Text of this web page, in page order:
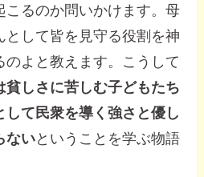
こるのか問いかけます。母
として皆を見守る役割を神
よと教えます。こうして
貧しさに苦しむ子どもたち
して民衆を導く強さと優し
ないということを学ぶ物語